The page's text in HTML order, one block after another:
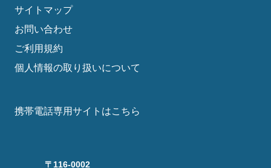
〒116-0002
サイトマップ
お問い合わせ
ご利用規約
個人情報の取り扱いについて
携帯電話専用サイトはこちら